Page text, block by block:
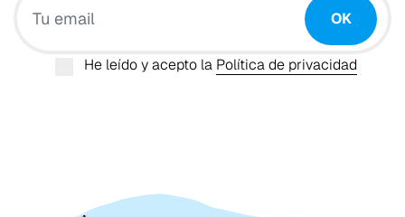
OK
He leído y acepto la Política de privacidad